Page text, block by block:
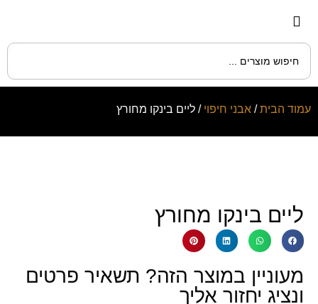
עמוד הבית/ אבני חיפוי / ליים בינקו מחורץ
ליים בינקו מחורץ
מעוניין במוצר הזה? תשאיר פרטים
ונציג יחזור אליך